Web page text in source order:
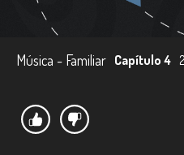
Música - Familiar Capítulo 4